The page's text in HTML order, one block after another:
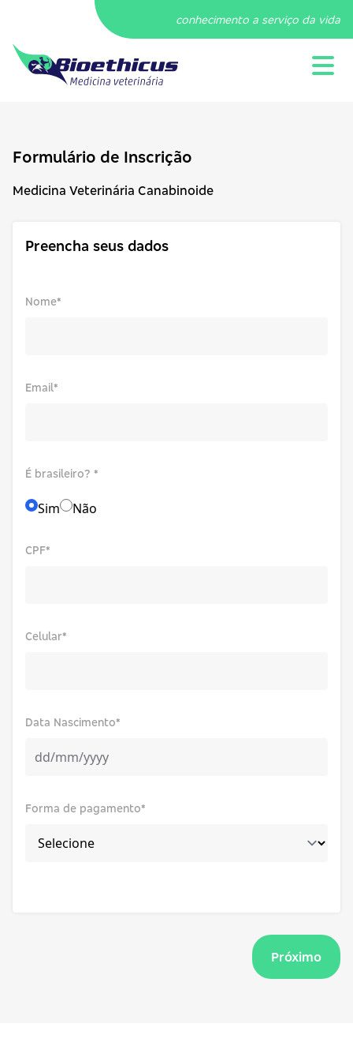
conhecimento a serviço da vida
Formulário de Inscrição
Medicina Veterinária Canabinoide
Preencha seus dados
Nome*
Email*
É brasileiro? *
Sim Não
CPF*
Celular*
Data Nascimento*
Forma de pagamento*
Próximo